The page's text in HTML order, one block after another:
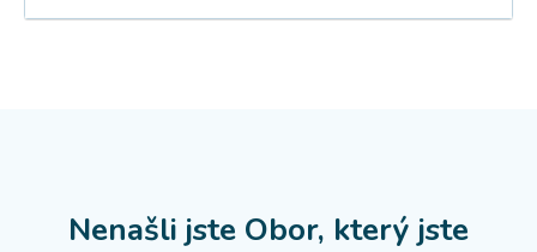
Nenašli jste Obor, který jste